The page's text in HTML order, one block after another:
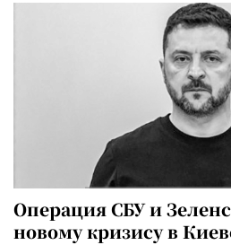
Операция СБУ и
новому кризису в